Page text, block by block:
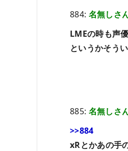
884: 名無しさ
LMEの時も声
というかそう
885: 名無しさ
>>884
xRとかあの手